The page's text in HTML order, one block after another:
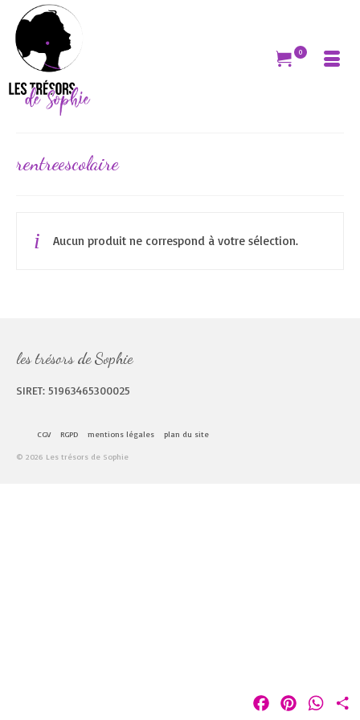
0
rentreescolaire
Aucun produit ne correspond à votre sélection.
les trésors de Sophie
SIRET: 51963465300025
CGV RGPD mentions légales plan du site
© 2026 Les trésors de Sophie
FacebookPinterest